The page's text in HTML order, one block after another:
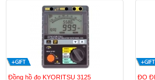
Đồng hồ đo KYORITSU 3125
ĐO